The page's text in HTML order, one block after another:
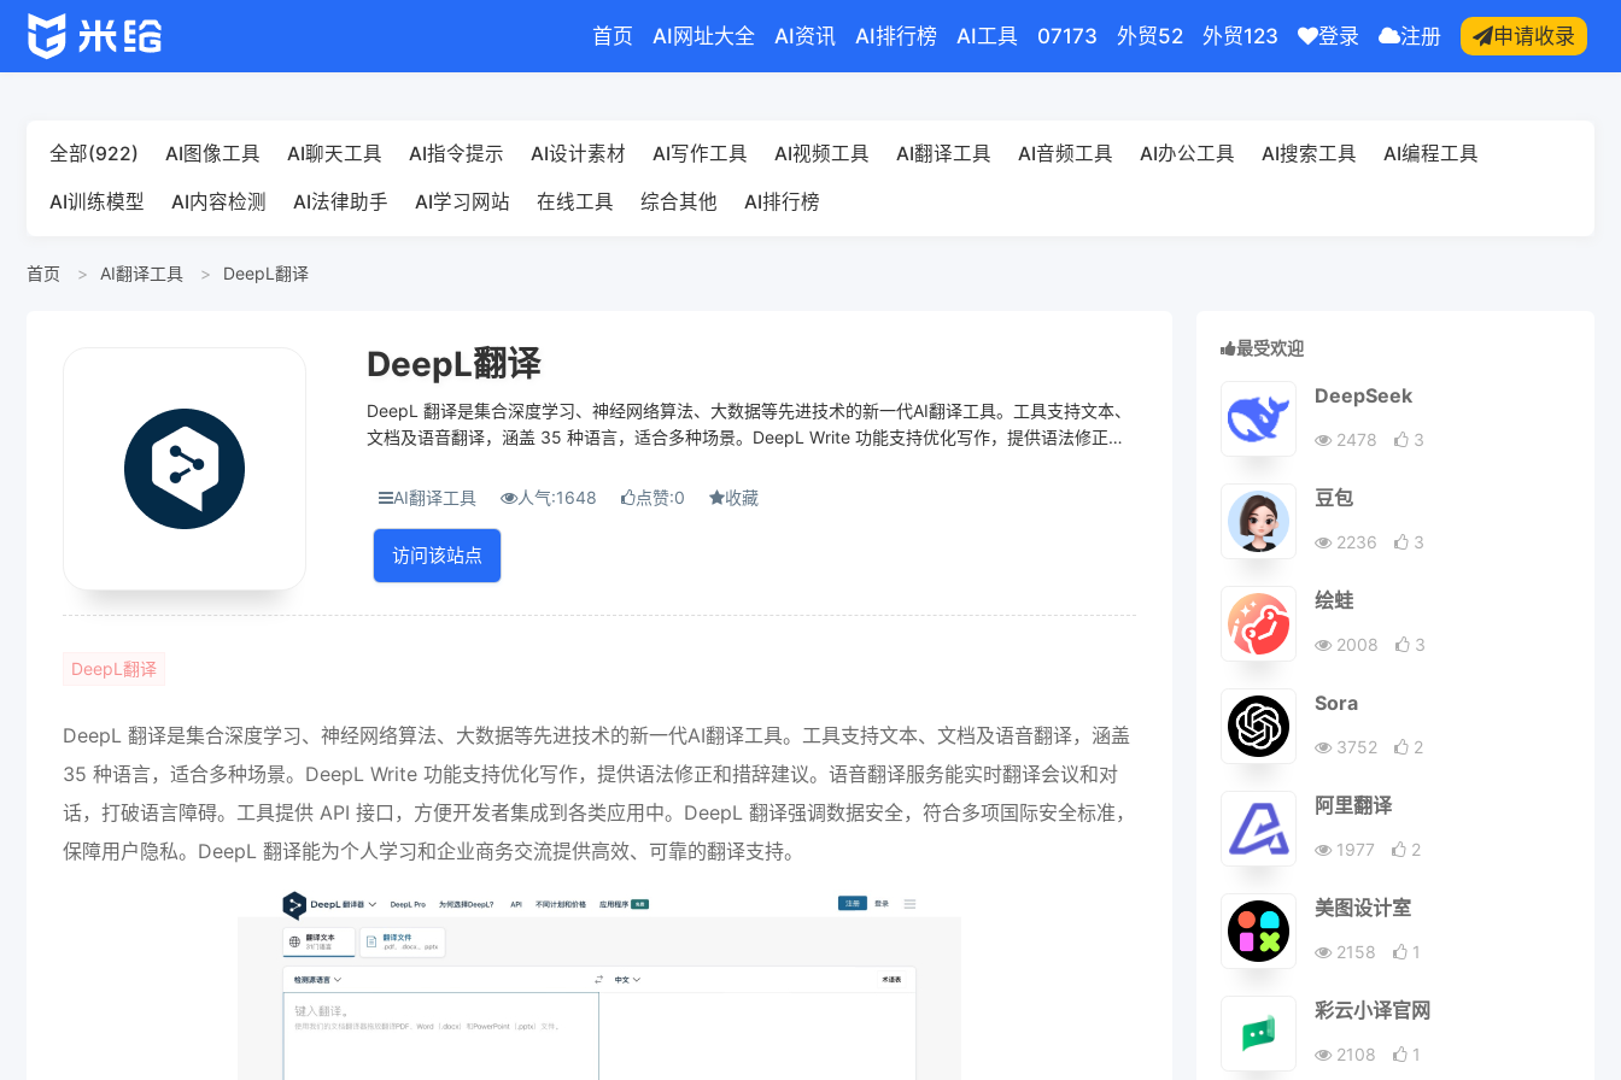
首页 AI网址大全 AI资讯 AI排行榜 AI工具 07173 外贸52 外贸123 登录 注册 申请收录
全部(922) AI图像工具 AI聊天工具 AI指令提示 AI设计素材 AI写作工具 AI视频工具 AI翻译工具 AI音频工具 AI办公工具 AI搜索工具 AI编程工具
AI训练模型 AI内容检测 AI法律助手 AI学习网站 在线工具 综合其他 AI排行榜
首页 AI翻译工具 DeepL翻译
DeepL翻译
DeepL 翻译是集合深度学习、神经网络算法、大数据等先进技术的新一代AI翻译工具。工具支持文本、
文档及语音翻译，涵盖 35 种语言，适合多种场景。DeepL Write 功能支持优化写作，提供语法修正和
AI翻译工具
人气:1648 点赞:0 收藏
访问该站点
DeepL翻译
DeepL 翻译是集合深度学习、神经网络算法、大数据等先进技术的新一代AI翻译工具。工具支持文本、文档及语音翻译，涵盖
35 种语言，适合多种场景。DeepL Write 功能支持优化写作，提供语法修正和措辞建议。语音翻译服务能实时翻译会议和对
话，打破语言障碍。工具提供 API 接口，方便开发者集成到各类应用中。DeepL 翻译强调数据安全，符合多项国际安全标准，
保障用户隐私。DeepL 翻译能为个人学习和企业商务交流提供高效、可靠的翻译支持。
最受欢迎
DeepSeek
2478 3
豆包
2236 3
绘蛙
2008 3
Sora
3752 2
阿里翻译
1977 2
美图设计室
2158 1
彩云小译官网
2108 1